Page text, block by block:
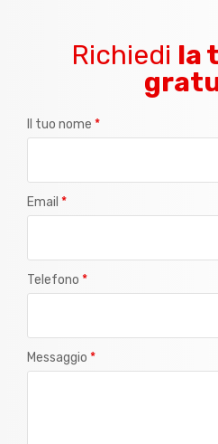
Richiedi la
Il tuo nome *
Email *
Telefono *
Messaggio *